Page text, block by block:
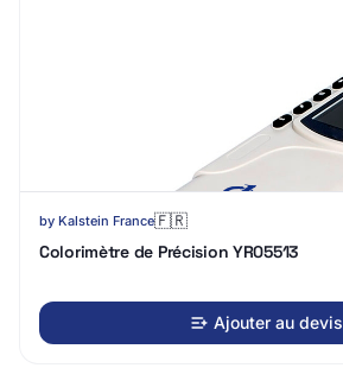
by Kalstein France🇫🇷
Colorimètre de Précision YR05513
Ajouter au devis